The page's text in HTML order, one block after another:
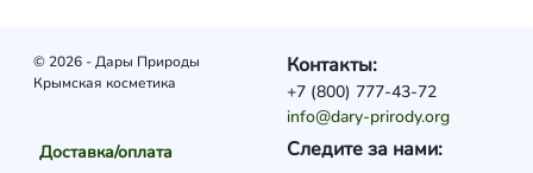
© 2026 - Дары Природы
Крымская косметика
Доставка/оплата
Следите за нами:
Контакты:
+7 (800) 777-43-72
info@dary-prirody.org